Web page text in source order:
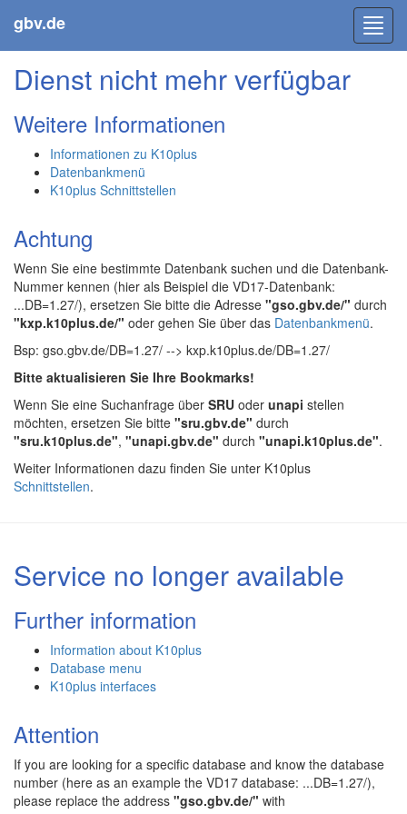
gbv.de
Dienst nicht mehr verfügbar
Weitere Informationen
Informationen zu K10plus
Datenbankmenü
K10plus Schnittstellen
Achtung
Wenn Sie eine bestimmte Datenbank suchen und die Datenbank-
Nummer kennen (hier als Beispiel die VD17-Datenbank:
...DB=1.27/), ersetzen Sie bitte die Adresse "gso.gbv.de/" durch
"kxp.k10plus.de/" oder gehen Sie über das Datenbankmenü.
Bsp: gso.gbv.de/DB=1.27/ --> kxp.k10plus.de/DB=1.27/
Bitte aktualisieren Sie Ihre Bookmarks!
Wenn Sie eine Suchanfrage über SRU oder unapi stellen
möchten, ersetzen Sie bitte "sru.gbv.de" durch
"sru.k10plus.de", "unapi.gbv.de" durch "unapi.k10plus.de".
Weiter Informationen dazu finden Sie unter K10plus
Schnittstellen.
Service no longer available
Further information
Information about K10plus
Database menu
K10plus interfaces
Attention
If you are looking for a specific database and know the database
number (here as an example the VD17 database: ...DB=1.27/),
please replace the address "gso.gbv.de/" with